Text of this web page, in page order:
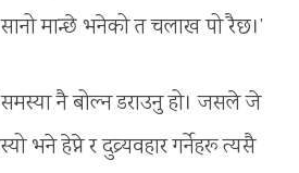
मान्छे भनेको त चलाख पो रैछ।’
नै बोल्न डराउनु हो। जसले जे
भने हेप्ने र दुव्र्यवहार गर्नेहरू त्यसै